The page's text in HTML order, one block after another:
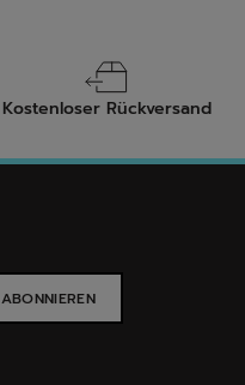
Kostenloser Rückversand
ABONNIEREN